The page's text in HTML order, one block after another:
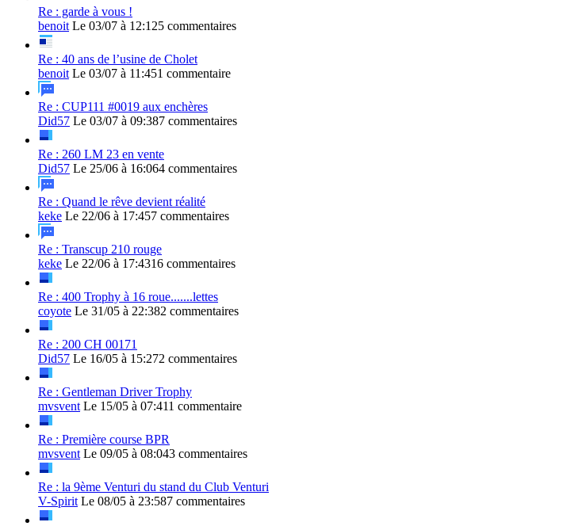
Re : garde à vous !
benoit Le 03/07 à 12:125 commentaires
Re : 40 ans de l’usine de Cholet
benoit Le 03/07 à 11:451 commentaire
Re : CUP111 #0019 aux enchères
Did57 Le 03/07 à 09:387 commentaires
Re : 260 LM 23 en vente
Did57 Le 25/06 à 16:064 commentaires
Re : Quand le rêve devient réalité
keke Le 22/06 à 17:457 commentaires
Re : Transcup 210 rouge
keke Le 22/06 à 17:4316 commentaires
Re : 400 Trophy à 16 roue.......lettes
coyote Le 31/05 à 22:382 commentaires
Re : 200 CH 00171
Did57 Le 16/05 à 15:272 commentaires
Re : Gentleman Driver Trophy
mvsvent Le 15/05 à 07:411 commentaire
Re : Première course BPR
mvsvent Le 09/05 à 08:043 commentaires
Re : la 9ème Venturi du stand du Club Venturi
V-Spirit Le 08/05 à 23:587 commentaires